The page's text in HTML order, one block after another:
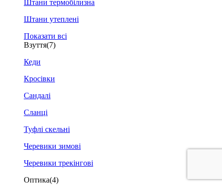
Штани термобілизна
Штани утеплені
Показати всі
Взуття(7)
Кеди
Кросівки
Сандалі
Сланці
Туфлі скельні
Черевики зимові
Черевики трекінгові
Оптика(4)